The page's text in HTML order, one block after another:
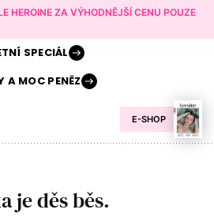
HEROINE ZA VÝHODNĚJŠÍ CENU POUZE
E-SHOP
SPECIÁL
AMOC PENĚZ
je děs běs.